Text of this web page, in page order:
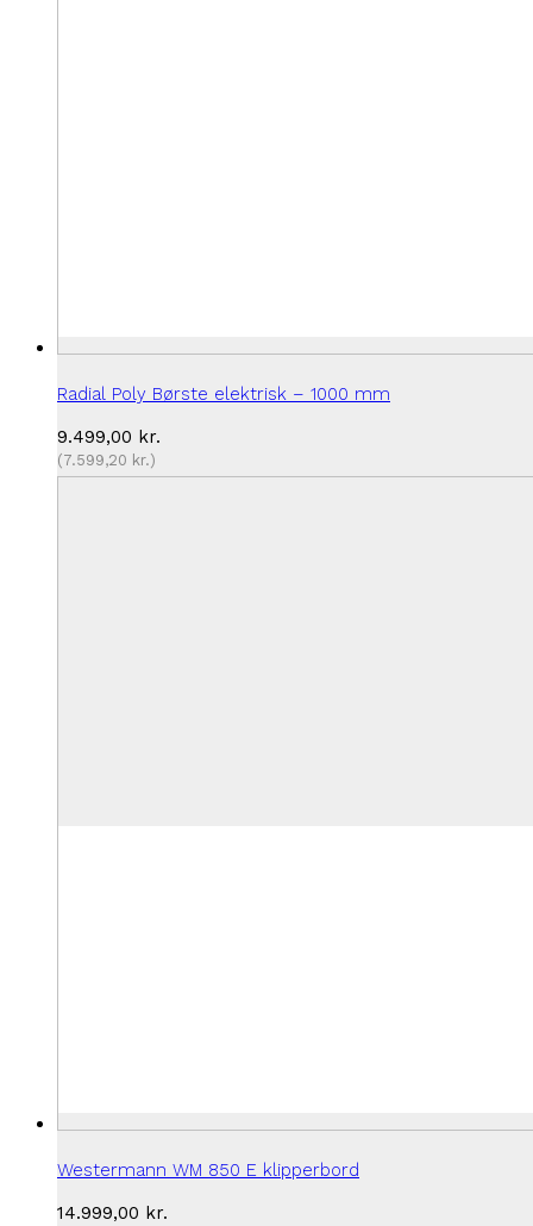
Radial Poly Børste elektrisk – 1000 mm
9.499,00 kr.
(7.599,20 kr.)
Westermann WM 850 E klipperbord
14.999,00 kr.